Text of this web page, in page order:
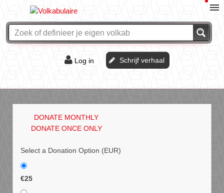
Log in Schrijf verhaal
DONATE MONTHLY
DONATE ONCE ONLY
Select a Donation Option (EUR)
€25